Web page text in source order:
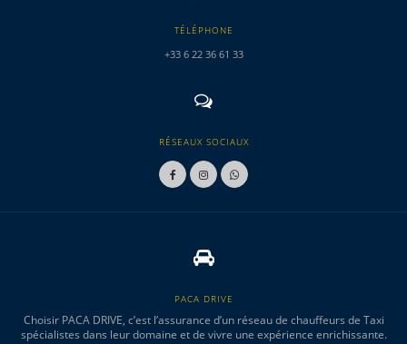
TÉLÉPHONE
+33 6 22 36 61 33
RÉSEAUX SOCIAUX
PACA DRIVE
Choisir PACA DRIVE, c’est l’assurance d’un réseau de chauffeurs de Taxi
spécialistes dans leur domaine et de vivre une expérience enrichissante.